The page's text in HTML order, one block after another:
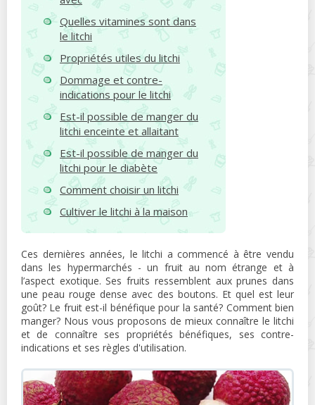
Quelles vitamines sont dans
le litchi
Propriétés utiles du litchi
Dommage et contre-
indications pour le litchi
Est-il possible de manger du
litchi enceinte et allaitant
Est-il possible de manger du
litchi pour le diabète
Comment choisir un litchi
Cultiver le litchi à la maison
Ces dernières années, le litchi a commencé à être vendu
dans les hypermarchés - un fruit au nom étrange et à
l’aspect exotique. Ses fruits ressemblent aux prunes dans
une peau rouge dense avec des boutons. Et quel est leur
goût? Le fruit est-il bénéfique pour la santé? Comment bien
manger? Nous vous proposons de mieux connaître le litchi
et de connaître ses propriétés bénéfiques, ses contre-
indications et ses règles d'utilisation.